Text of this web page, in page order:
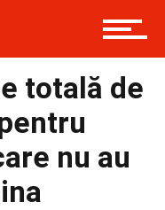
totală de
nu au